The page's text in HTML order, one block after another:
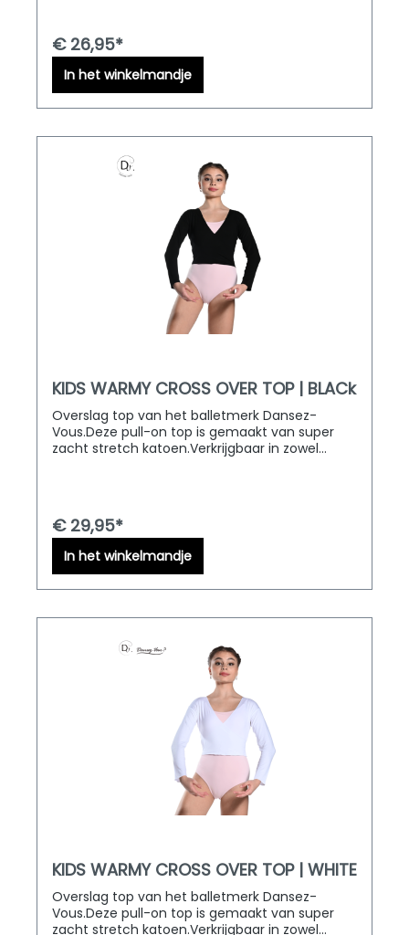
€ 26,95*
In het winkelmandje
KIDS WARMY CROSS OVER TOP | BLACk
Overslag top van het balletmerk Dansez-
Vous.Deze pull-on top is gemaakt van super
zacht stretch katoen.Verkrijgbaar in zowel
€ 29,95*
In het winkelmandje
KIDS WARMY CROSS OVER TOP | WHITE
Overslag top van het balletmerk Dansez-
Vous.Deze pull-on top is gemaakt van super
zacht stretch katoen.Verkrijgbaar in zowel